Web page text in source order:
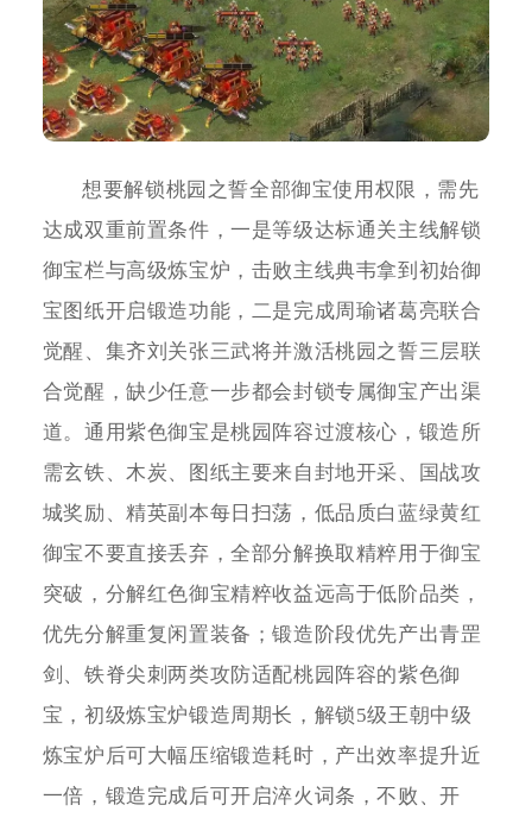
想要解锁桃园之誓全部御宝使用权限，需先
达成双重前置条件，一是等级达标通关主线解锁
御宝栏与高级炼宝炉，击败主线典韦拿到初始御
宝图纸开启锻造功能，二是完成周瑜诸葛亮联合
觉醒、集齐刘关张三武将并激活桃园之誓三层联
合觉醒，缺少任意一步都会封锁专属御宝产出渠
道。通用紫色御宝是桃园阵容过渡核心，锻造所
需玄铁、木炭、图纸主要来自封地开采、国战攻
城奖励、精英副本每日扫荡，低品质白蓝绿黄红
御宝不要直接丢弃，全部分解换取精粹用于御宝
突破，分解红色御宝精粹收益远高于低阶品类，
优先分解重复闲置装备；锻造阶段优先产出青罡
剑、铁脊尖刺两类攻防适配桃园阵容的紫色御
宝，初级炼宝炉锻造周期长，解锁5级王朝中级
炼宝炉后可大幅压缩锻造耗时，产出效率提升近
一倍，锻造完成后可开启淬火词条，不败、开